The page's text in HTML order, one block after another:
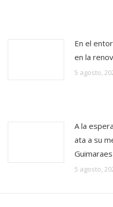
En el
en la
5 agosto,
A la
ata a su
Guimaraes
5 agosto,